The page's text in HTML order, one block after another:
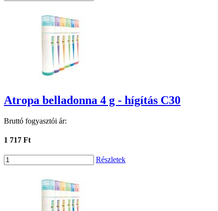
Atropa belladonna 4 g - hígítás C30
Bruttó fogyasztói ár:
1 717 Ft
Részletek